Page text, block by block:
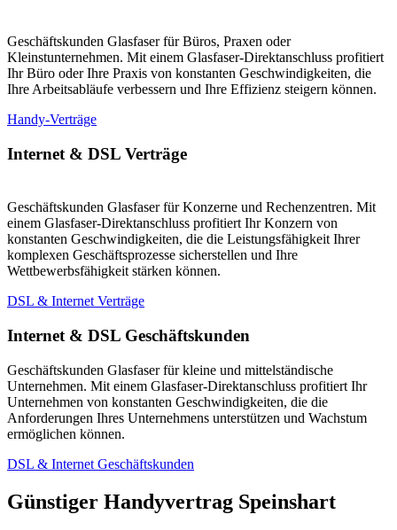
Geschäftskunden Glasfaser für Büros, Praxen oder
Kleinstunternehmen. Mit einem Glasfaser-Direktanschluss profitiert
Ihr Büro oder Ihre Praxis von konstanten Geschwindigkeiten, die
Ihre Arbeitsabläufe verbessern und Ihre Effizienz steigern können.
Handy-Verträge
Internet & DSL Verträge
Geschäftskunden Glasfaser für Konzerne und Rechenzentren. Mit
einem Glasfaser-Direktanschluss profitiert Ihr Konzern von
konstanten Geschwindigkeiten, die die Leistungsfähigkeit Ihrer
komplexen Geschäftsprozesse sicherstellen und Ihre
Wettbewerbsfähigkeit stärken können.
DSL & Internet Verträge
Internet & DSL Geschäftskunden
Geschäftskunden Glasfaser für kleine und mittelständische
Unternehmen. Mit einem Glasfaser-Direktanschluss profitiert Ihr
Unternehmen von konstanten Geschwindigkeiten, die die
Anforderungen Ihres Unternehmens unterstützen und Wachstum
ermöglichen können.
DSL & Internet Geschäftskunden
Günstiger Handyvertrag Speinshart